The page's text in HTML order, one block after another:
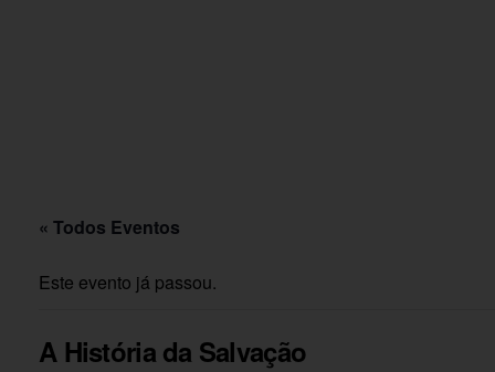
« Todos Eventos
Este evento já passou.
A História da Salvação